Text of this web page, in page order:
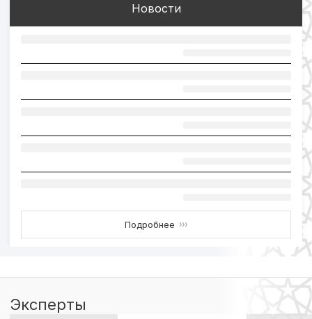
Новости
Подробнее ›››
Эксперты